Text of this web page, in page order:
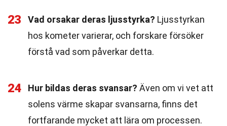
23 Vad orsakar deras ljusstyrka? Ljusstyrkan
hos kometer varierar, och forskare försöker
förstå vad som påverkar detta.
24 Hur bildas deras svansar? Även om vi vet att
solens värme skapar svansarna, finns det
fortfarande mycket att lära om processen.